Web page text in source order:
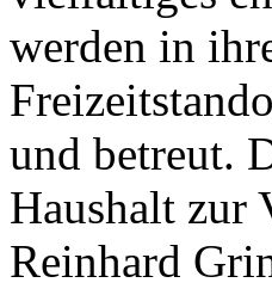
werden in
und betreut.
Haushalt zur
Reinhard